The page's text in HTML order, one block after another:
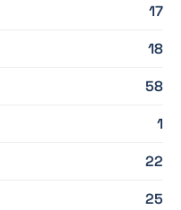
17
18
58
1
22
25